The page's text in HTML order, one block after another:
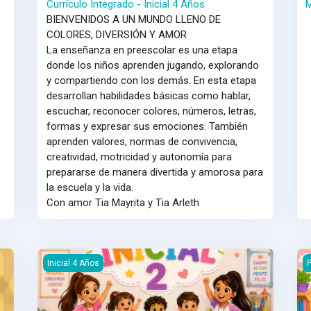
Currículo Integrado - Inicial 4 Años
BIENVENIDOS A UN MUNDO LLENO DE
COLORES, DIVERSIÓN Y AMOR
La enseñanza en preescolar es una etapa
donde los niños aprenden jugando, explorando
y compartiendo con los demás. En esta etapa
desarrollan habilidades básicas como hablar,
escuchar, reconocer colores, números, letras,
formas y expresar sus emociones. También
aprenden valores, normas de convivencia,
creatividad, motricidad y autonomía para
prepararse de manera divertida y amorosa para
la escuela y la vida.
Con amor Tia Mayrita y Tia Arleth
Educación Física - Inicial 4 Años
Inicial 4 Años